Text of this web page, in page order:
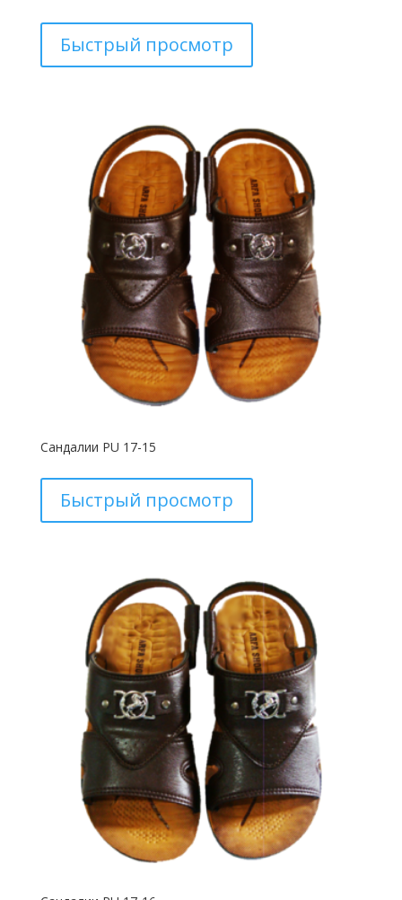
Быстрый просмотр
Сандалии PU 17-15
Быстрый просмотр